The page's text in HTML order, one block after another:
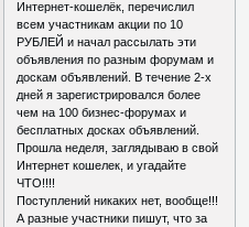
Интернет-кошелёк, перечислил
всем участникам акции по 10
РУБЛЕЙ и начал рассылать эти
объявления по разным форумам и
доскам объявлений. В течение 2-х
дней я зарегистрировался более
чем на 100 бизнес-форумах и
бесплатных досках объявлений.
Прошла неделя, заглядываю в свой
Интернет кошелек, и угадайте
ЧТО!!!!
Поступлений никаких нет, вообще!!!
А разные участники пишут, что за